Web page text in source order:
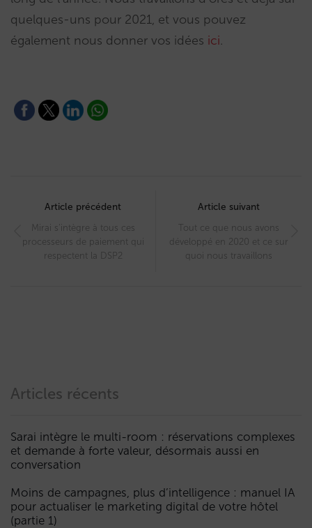
quelques-uns pour 2021, et vous pouvez
également nous donner vos idées ici.
navigation
Article précédent
Mirai s’intègre à tous ces
processeurs de paiement qui
respectent la DSP2
Article suivant
Tout ce que nous avons
développé en 2020 et ce sur
quoi nous travaillons
Articles récents
Sarai intègre le multi-room : réservations complexes
et demande à forte valeur, désormais aussi en
conversation
Moins de campagnes, plus d’intelligence : manuel IA
pour actualiser le marketing digital de votre hôtel
(partie 1)